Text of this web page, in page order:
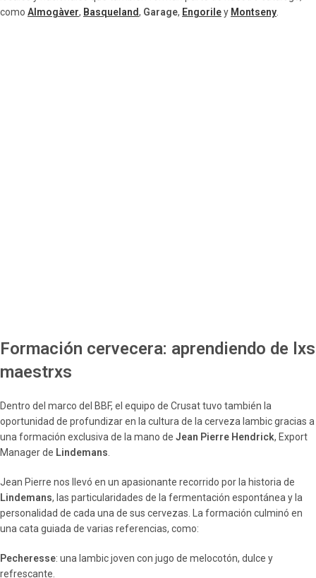
como Almogàver, Basqueland, Garage, Engoriley Montseny.
Formación cervecera: aprendiendo de lxs
maestrxs
Dentro del marco del BBF, el equipo de Crusat tuvo también la
oportunidad de profundizar en la cultura de la cerveza lambic gracias a
una formación exclusiva de la mano de Jean Pierre Hendrick, Export
Manager de Lindemans.
Jean Pierre nos llevó en un apasionante recorrido por la historia de
Lindemans, las particularidades de la fermentación espontánea y la
personalidad de cada una de sus cervezas. La formación culminó en
una cata guiada de varias referencias, como:
Pecheresse: una lambic joven con jugo de melocotón, dulce y
refrescante.